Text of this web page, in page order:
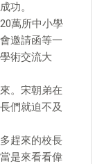
功。
萬所中小學
邀請函等一
術交流大
。宋朝弟在
們就迫不及
趕來的校長
是來看看偉